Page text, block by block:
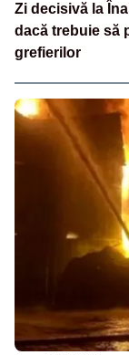
Zi decisivă la
dacă trebuie să
grefierilor